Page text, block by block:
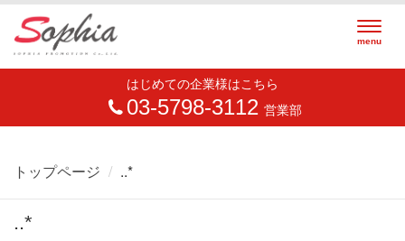
menu
はじめての企業様はこちら
03-5798-3112 営業部
トップページ ..*
..*